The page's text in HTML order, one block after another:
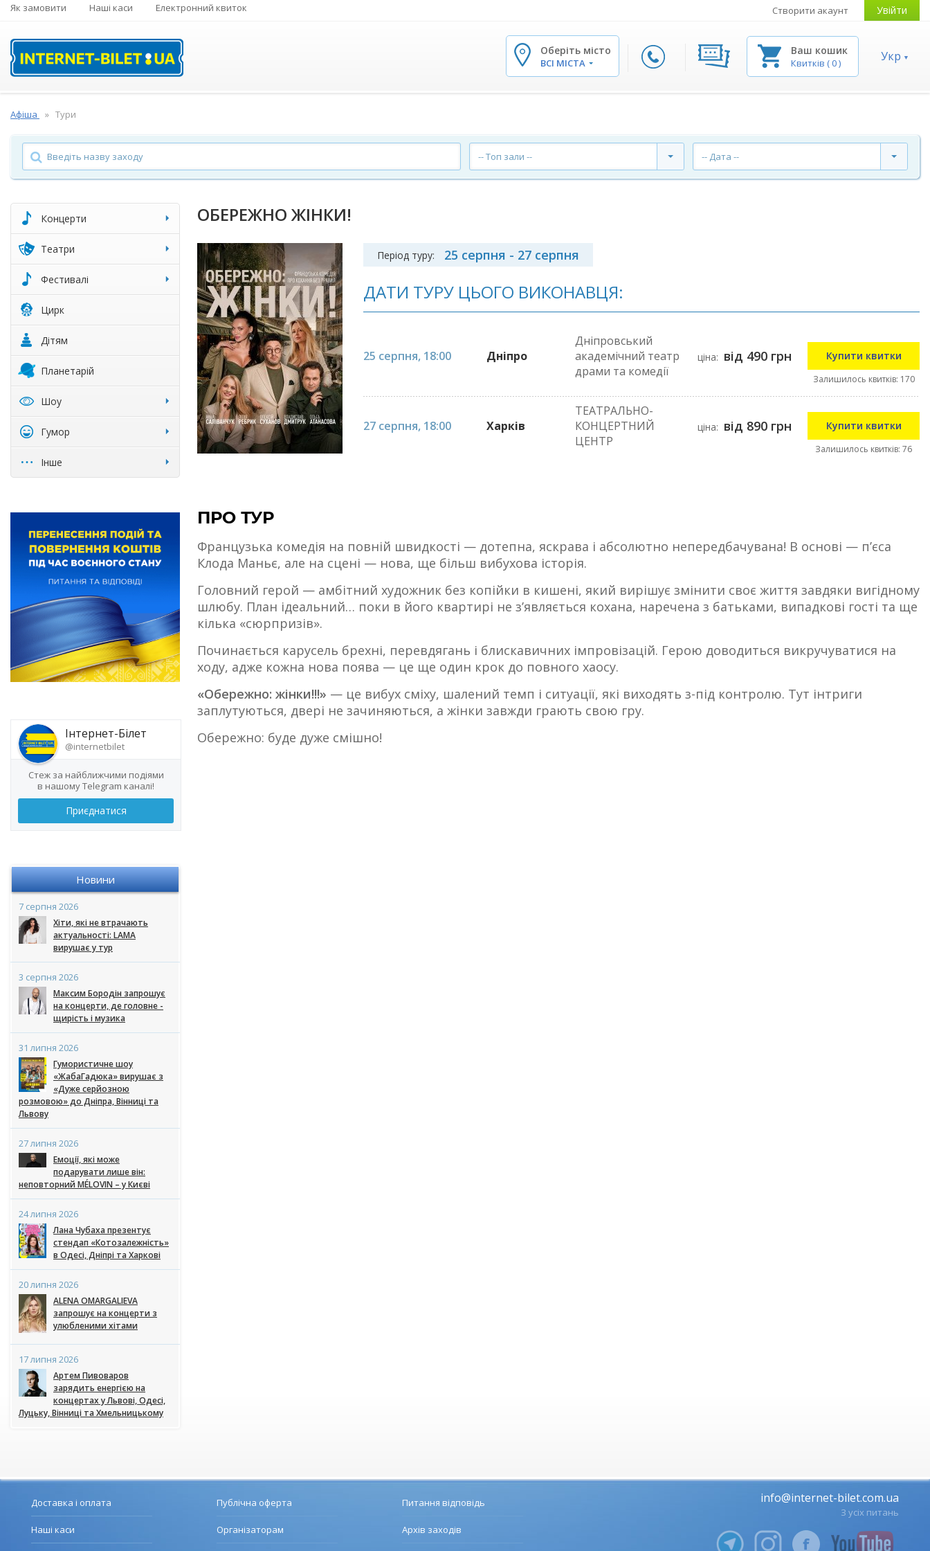
Як замовити Наші каси Електронний квиток Створити акаунт Увійти
Оберіть місто
ВСІ МІСТА
Ваш кошик
Квитків (0) Укр
Афіша Тури
-- Топ зали -- -- Дата --
Концерти
Театри
Фестивалі
Цирк
Дітям
Планетарій
Шоу
Гумор
Інше
Інтернет-Білет
@internetbilet
Стеж за найближчими подіями
в нашому Telegram каналі!
Приєднатися
Новини
7 серпня 2026
Хіти, які не втрачають
актуальності: LAMA
вирушає у тур
3 серпня 2026
Максим Бородін запрошує
на концерти, де головне -
щирість і музика
31 липня 2026
Гумористичне шоу
«ЖабаГадюка» вирушає з
«Дуже серйозною
розмовою» до Дніпра, Вінниці та
Львову
27 липня 2026
Емоції, які може
подарувати лише він:
неповторний MÉLOVIN – у Києві
24 липня 2026
Лана Чубаха презентує
стендап «Котозалежність»
в Одесі, Дніпрі та Харкові
20 липня 2026
ALENA OMARGALIEVA
запрошує на концерти з
улюбленими хітами
17 липня 2026
Артем Пивоваров
зарядить енергією на
концертах у Львові, Одесі,
Луцьку, Вінниці та Хмельницькому
ОБЕРЕЖНО ЖІНКИ!
Період туру: 25 серпня - 27 серпня
ДАТИ ТУРУ ЦЬОГО ВИКОНАВЦЯ:
25 серпня, 18:00 Дніпро
Дніпровський
академічний театр
драми та комедії
ціна: від 490 грн Купити квитки
Залишилось квитків: 170
27 серпня, 18:00 Харків
ТЕАТРАЛЬНО-
КОНЦЕРТНИЙ
ЦЕНТР
ціна: від 890 грн Купити квитки
Залишилось квитків: 76
ПРО ТУР
Французька комедія на повній швидкості — дотепна, яскрава і абсолютно непередбачувана! В основі — п’єса
Клода Маньє, але на сцені — нова, ще більш вибухова історія.
Головний герой — амбітний художник без копійки в кишені, який вирішує змінити своє життя завдяки вигідному
шлюбу. План ідеальний… поки в його квартирі не з’являється кохана, наречена з батьками, випадкові гості та ще
кілька «сюрпризів».
Починається карусель брехні, перевдягань і блискавичних імпровізацій. Герою доводиться викручуватися на
ходу, адже кожна нова поява — це ще один крок до повного хаосу.
«Обережно: жінки!!!» — це вибух сміху, шалений темп і ситуації, які виходять з-під контролю. Тут інтриги
заплутуються, двері не зачиняються, а жінки завжди грають свою гру.
Обережно: буде дуже смішно!
Доставка і оплата
Наші каси
Публічна оферта
Організаторам
Питання відповідь
Архів заходів
info@internet-bilet.com.ua
З усіх питань